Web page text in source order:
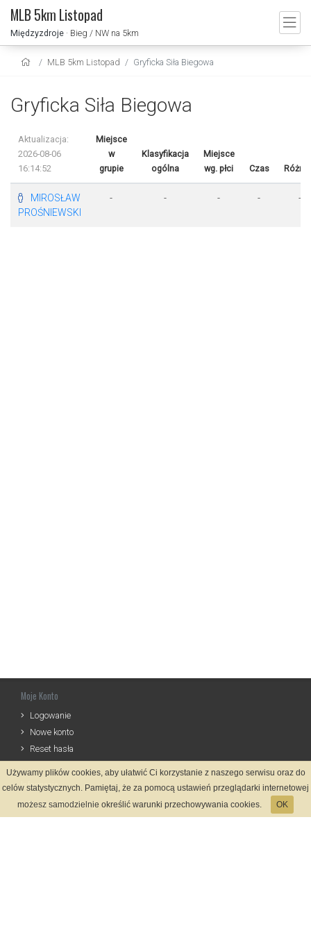
MLB 5km Listopad
Międzyzdroje · Bieg / NW na 5km
MLB 5km Listopad Gryficka Siła Biegowa
Gryficka Siła Biegowa
Aktualizacja:
2026-08-06
16:14:52
Miejsce
w
grupie
Klasyfikacja
ogólna
Miejsce
wg. płci
Czas
MIROSŁAW
PROŚNIEWSKI
- - - - -
Moje Konto
Logowanie
Nowe konto
Reset hasła
Informacje
Zasady Rejestracji
Używamy plików cookies, aby ułatwić Ci korzystanie z naszego serwisu oraz do
celów statystycznych. Pamiętaj, że za pomocą ustawień przeglądarki internetowej
możesz samodzielnie określić warunki przechowywania cookies.
OK